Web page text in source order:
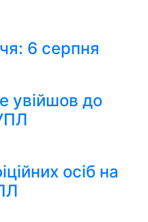
6 серпня
увійшов до
осіб на